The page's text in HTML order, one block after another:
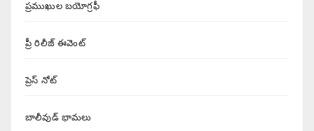
ప్రముఖుల బయోగ్రఫీ
ప్రీ రిలీజ్ ఈవెంట్
ప్రెస్ నోట్
బాలీవుడ్ భామలు